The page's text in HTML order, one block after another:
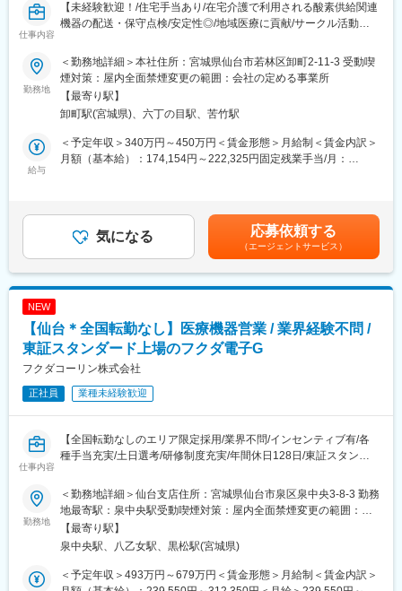
・医療福祉・科学機器の総合商社として扱う商材は多種にわたり
ますので、商品や使い方の知識を自発的に習得する必要がありま
■同社の魅力：
・医薬品、医療機器、事務用品等をそれぞれ取り扱う専業商社が
多い中で、同社は薬以外の病院における「すべて」を提案する総
意識し、安心・安全を強化して、付加価値をお届けすることを最
大の目標としています。扱う商材も幅広く、お客様の課題やニー
す。地域に根付いた事業運営をしており、今後も安定した成長が
見込めます。
仕事内容
【未経験歓迎！/住宅手当あり/在宅介護で利用される酸素供給関連
機器の配送・保守点検/安定性◎/地域医療に貢献/サークル活動も
■業務内容
東北地方で医療用品の専門商社としてトップクラスの実績を誇る
同社にて、在宅酸素療法設置回収業務をお任せします。
医療機関の委託を受けて患者宅や介護施設に酸素濃縮装置や酸素
ボンベを配送・設置し、操作説明や安全管理を行う仕事です。
■業務詳細
・説明業務：患者・家族・介護スタッフに操作方法、注意点、緊
急時対応を丁寧に説明。
・保守点検：定期的な機器の保守・点検を実施し、正常な使用状
・回収業務：患者が機器を離脱した際の機器・ボンベ回収。
利用者様のご家庭に直接訪問する仕事のため、患者様やご家族に
また、安全意識と責任感を持ち、医療事故防止に努めることが重
■育成体制
・入社時の導入研修や、1年程度のOJT（期間は人によって変動
・お客様のご家庭訪問時には先輩社員が慣れるまで同行するた
め、安心して挑戦できる環境です。
■同社の魅力：
多い中で、同社は薬以外の病院における「すべて」を提案する総
合力を強みとして、どのような形でお客様のお役に立てるのかを
勤務地
＜勤務地詳細＞本社住所：宮城県仙台市若林区卸町2-11-3 受動喫
煙対策：屋内全面禁煙変更の範囲：会社の定める事業所
【最寄り駅】
卸町駅(宮城県)、六丁の目駅、苦竹駅
給与
＜予定年収＞340万円～450万円＜賃金形態＞月給制＜賃金内訳＞
月額（基本給）：174,154円～222,325円固定残業手当/月：
年収はあくまでも目安の金額であり、選考を通じて上下する可能
性があります。※固定残業金額は給与によって異なります。■昇
給：年1回■賞与：年2回（昨年実績：3カ月以上）賃金はあくまで
も目安の金額であり、選考を通じて上下する可能性があります。
月給(月額)は固定手当を含めた表記です。
気になる 応募依頼する
（エージェントサービス）
NEW
【仙台＊全国転勤なし】医療機器営業 / 業界経験不問 /
東証スタンダード上場のフクダ電子G
フクダコーリン株式会社
正社員 業種未経験歓迎
仕事内容
【全国転勤なしのエリア限定採用/業界不問/インセンティブ有/各
種手当充実/土日選考/研修制度充実/年間休日128日/東証スタンダ
■業務概要：
東証スタンダード市場に上場しているフクダ電子株式会社のグル
ープ企業である当社にて、医療機器の提案営業に従事していただ
きます。ドクターや代理店との密なコミュニケーションや、良好
な関係構築を重要視する営業スタイルです。
■詳細イメージ：
勤務地
＜勤務地詳細＞仙台支店住所：宮城県仙台市泉区泉中央3-8-3 勤務
地最寄駅：泉中央駅受動喫煙対策：屋内全面禁煙変更の範囲：会
社の定める事業所（リモートワーク含む）
【最寄り駅】
泉中央駅、八乙女駅、黒松駅(宮城県)
＜予定年収＞493万円～679万円＜賃金形態＞月給制＜賃金内訳＞